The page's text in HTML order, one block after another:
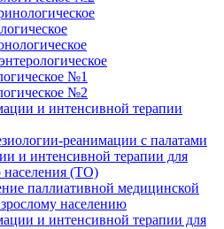
№1
№2
и интенсивной терапии
реанимации с палатами
и интенсивной терапии для
населения (ТО)
паллиативной медицинской
населению
и интенсивной терапии для